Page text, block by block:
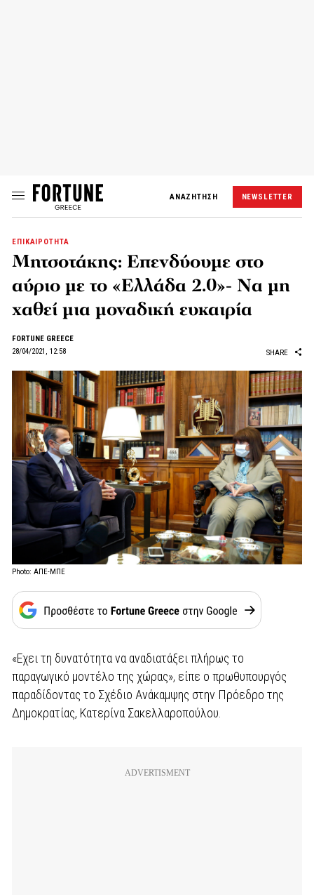
ΑΝΑΖΗΤΗΣΗ NEWSLETTER
ΕΠΙΚΑΙΡΟΤΗΤΑ
Μητσοτάκης: Επενδύουμε στο
αύριο με το «Ελλάδα 2.0»- Να μη
χαθεί μια μοναδική ευκαιρία
FORTUNE GREECE
28/04/2021, 12:58
SHARE
Photo: ΑΠΕ-ΜΠΕ
«Εχει τη δυνατότητα να αναδιατάξει πλήρως το
παραγωγικό μοντέλο της χώρας», είπε ο πρωθυπουργός
παραδίδοντας το Σχέδιο Ανάκαμψης στην Πρόεδρο της
Δημοκρατίας, Κατερίνα Σακελλαροπούλου.